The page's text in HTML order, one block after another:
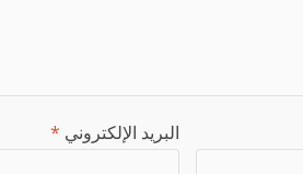
البريد الإلكتروني *